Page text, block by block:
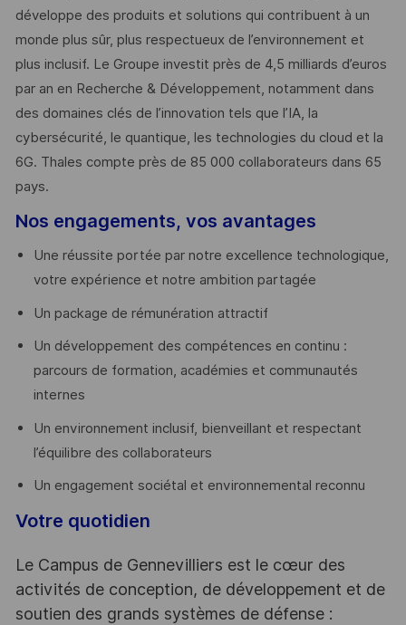
développe des produits et solutions qui contribuent à un
monde plus sûr, plus respectueux de l’environnement et
plus inclusif. Le Groupe investit près de 4,5 milliards d’euros
par an en Recherche & Développement, notamment dans
des domaines clés de l’innovation tels que l’IA, la
cybersécurité, le quantique, les technologies du cloud et la
6G. Thales compte près de 85 000 collaborateurs dans 65
pays. ​
Nos engagements, vos avantages
Une réussite portée par notre excellence technologique,
votre expérience et notre ambition partagée
Un package de rémunération attractif
Un développement des compétences en continu :
parcours de formation, académies et communautés
internes
Un environnement inclusif, bienveillant et respectant
l’équilibre des collaborateurs
Un engagement sociétal et environnemental reconnu
Votre quotidien
Le Campus de Gennevilliers est le cœur des
activités de conception, de développement et de
soutien des grands systèmes de défense :